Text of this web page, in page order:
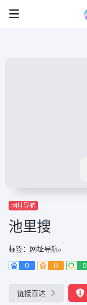
网址导航
池里搜
标签： 网址导航
0
0 0
链接直达